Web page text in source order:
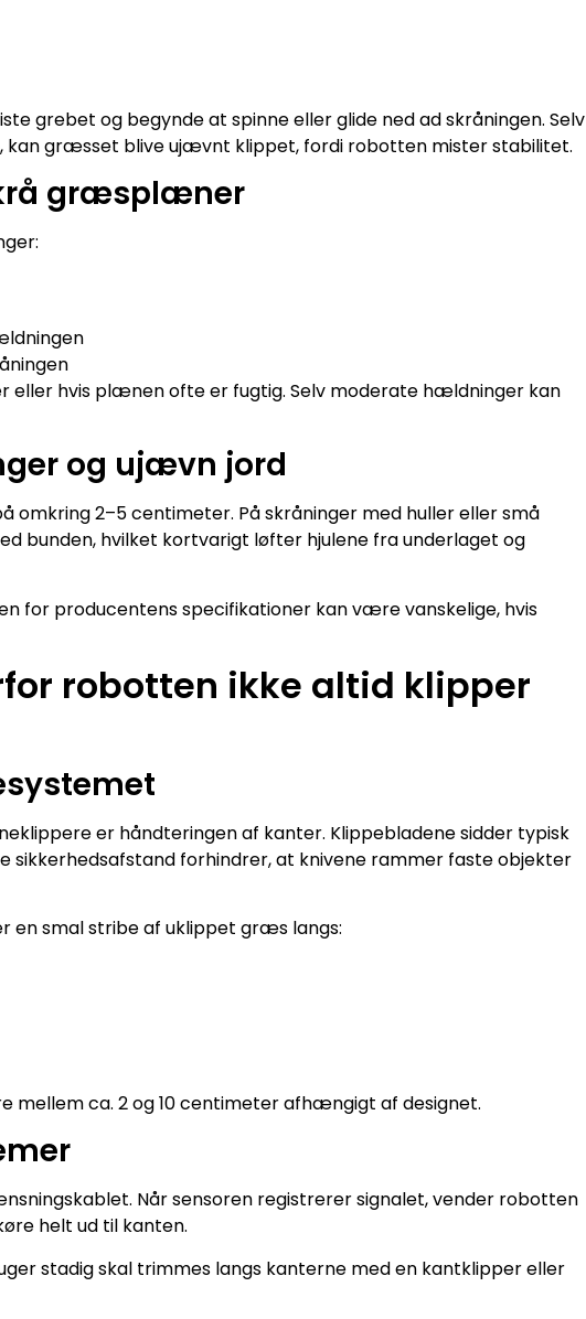
grebet og begynde at spinne eller glide ned ad skråningen. Selv
kan græsset blive ujævnt klippet, fordi robotten mister stabilitet.
græsplæner
hvis plænen ofte er fugtig. Selv moderate hældninger kan
og ujævn jord
2–5 centimeter. På skråninger med huller eller små
bunden, hvilket kortvarigt løfter hjulene fra underlaget og
for producentens specifikationer kan være vanskelige, hvis
robotten ikke altid klipper
er håndteringen af kanter. Klippebladene sidder typisk
sikkerhedsafstand forhindrer, at knivene rammer faste objekter
en smal stribe af uklippet græs langs:
mellem ca. 2 og 10 centimeter afhængigt af designet.
Når sensoren registrerer signalet, vender robotten
helt ud til kanten.
stadig skal trimmes langs kanterne med en kantklipper eller